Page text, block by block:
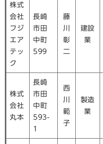
株式
会社
フジ
エア
テッ
ク
長崎
市田
中町
599
藤
川
彰
二
建設
業
株式
会社
丸本
長崎
市田
中町
593-
1
西
川
範
子
製造
業